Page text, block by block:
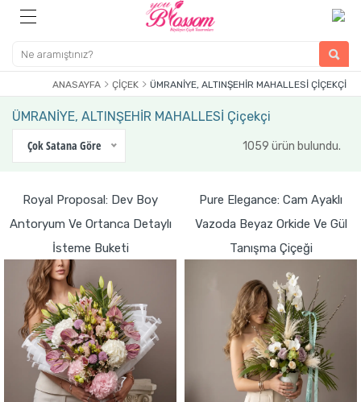
ANASAYFA ÇIÇEK ÜMRANİYE, ALTINŞEHİR MAHALLESİ ÇIÇEKÇI
ÜMRANİYE, ALTINŞEHİR MAHALLESİ Çiçekçi
Çok Satana Göre
1059 ürün bulundu.
Royal Proposal: Dev Boy
Antoryum Ve Ortanca Detaylı
İsteme Buketi
Pure Elegance: Cam Ayaklı
Vazoda Beyaz Orkide Ve Gül
Tanışma Çiçeği